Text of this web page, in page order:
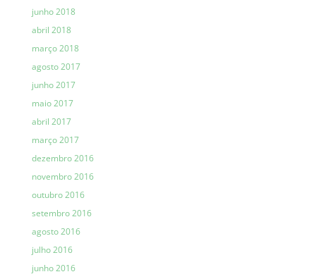
junho 2018
abril 2018
março 2018
agosto 2017
junho 2017
maio 2017
abril 2017
março 2017
dezembro 2016
novembro 2016
outubro 2016
setembro 2016
agosto 2016
julho 2016
junho 2016